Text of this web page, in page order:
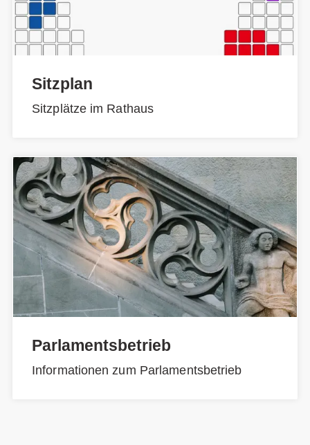
Sitzplan
Sitzplätze im Rathaus
Parlamentsbetrieb
Informationen zum Parlamentsbetrieb